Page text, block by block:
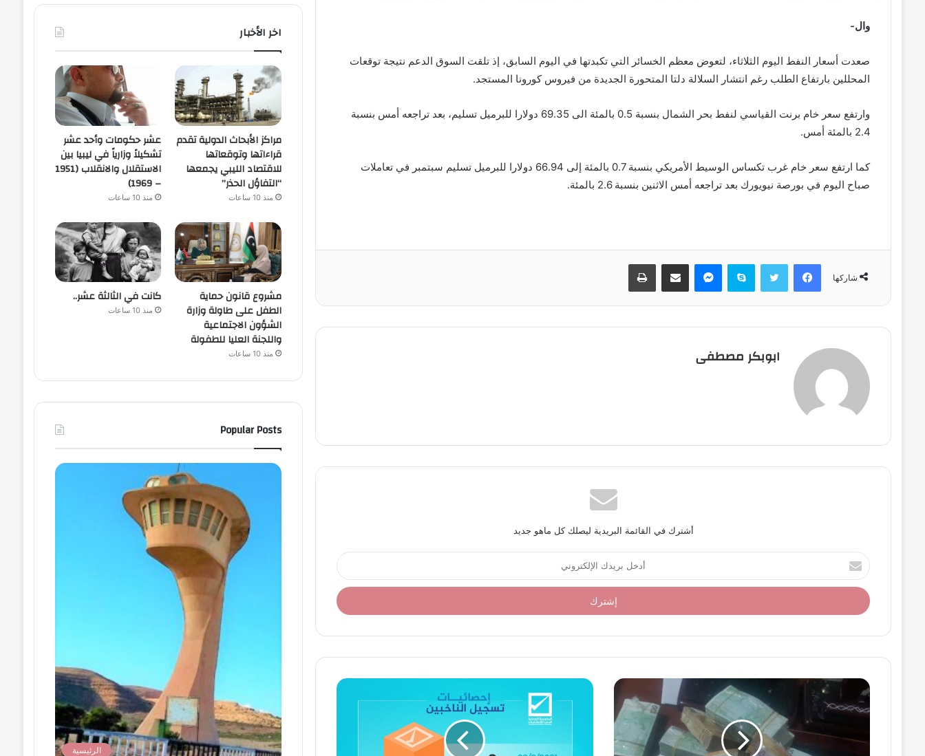
وال-
صعدت أسعار النفط اليوم الثلاثاء، لتعوض معظم الخسائر التي تكبدتها في اليوم السابق، إذ تلقت السوق الدعم نتيجة توقعات
المحللين بارتفاع الطلب رغم انتشار السلالة دلتا المتحورة الجديدة من فيروس كورونا المستجد.
وارتفع سعر خام برنت القياسي لنفط بحر الشمال بنسبة 0.5 بالمئة الى 69.35 دولارا للبرميل تسليم، بعد تراجعه أمس بنسبة
2.4 بالمئة أمس.
كما ارتفع سعر خام غرب تكساس الوسيط الأمريكي بنسبة 0.7 بالمئة إلى 66.94 دولارا للبرميل تسليم سبتمبر في تعاملات
صباح اليوم في بورصة نيويورك بعد تراجعه أمس الاثنين بنسبة 2.6 بالمئة.
شاركها
فيسبوك تويتر سكايب ماسنجر مشاركة عبر البريد طباعة
ابوبكر مصطفى
أشترك في القائمة البريدية ليصلك كل ماهو جديد
أ
د
خ
ل
د
ا
إ
ك
اخر الأخبار
مراكز الأبحاث الدولية تقدم
قراءاتها وتوقعاتها
للاقتصاد الليبي يجمعها
“التفاؤل الحذر”
منذ 10 ساعات
عشر حكومات وأحد عشر
تشكيلاً وزارياً في ليبيا بين
الاستقلال والانقلاب (1951
– 1969)
منذ 10 ساعات
مشروع قانون حماية
الطفل على طاولة وزارة
الشؤون الاجتماعية
واللجنة العليا للطفولة
منذ 10 ساعات
كانت في الثالثة عشر..
منذ 10 ساعات
Popular Posts
الرئيسية